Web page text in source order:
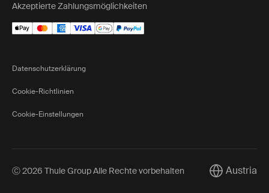
Akzeptierte Zahlungsmöglichkeiten
Datenschutzerklärung
Cookie-Richtlinien
Cookie-Einstellungen
Ⓒ 2026 Thule Group Alle Rechte vorbehalten Current
Austria